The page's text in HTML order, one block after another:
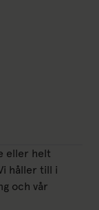
eller helt
håller till i
och vår